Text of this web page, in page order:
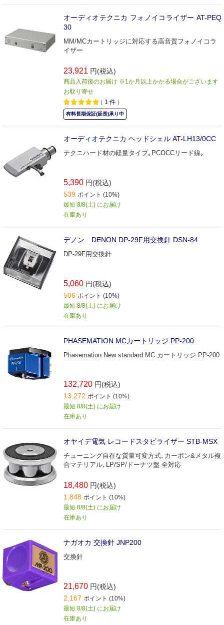
オーディオテクニカ フォノイコライザー AT-PEQ
30
MM/MCカートリッジに対応する高音質フォノイコラ
イザー
23,921 円(税込)
商品入荷後のお届け ※1か月以上かかる場合がございます
お取り寄せ
（ 1 件 ）
有料長期保証(延長)承り中
オーディオテクニカ ヘッドシェル AT-LH13/0CC
テクニハード材の軽量タイプ｡PCOCCリード線｡
5,390 円(税込)
539 ポイント (10%)
最短 8/8(土) にお届け
在庫あり
デノン DENON DP-29F用交換針 DSN-84
DP-29F用交換針
5,060 円(税込)
506 ポイント (10%)
最短 8/8(土) にお届け
在庫あり
PHASEMATION MCカートリッジ PP-200
Phasemation New standard MC カートリッジ PP-200
132,720 円(税込)
13,272 ポイント (10%)
最短 8/8(土) にお届け
在庫あり
オヤイデ電気 レコードスタビライザー STB-MSX
チューニング自在な質量可変方式､カーボン&メタル複
合マテリアル､LP/SP/ドーナツ盤 全対応
18,480 円(税込)
1,848 ポイント (10%)
最短 8/8(土) にお届け
在庫あり
ナガオカ 交換針 JNP200
交換針
21,670 円(税込)
2,167 ポイント (10%)
最短 8/8(土) にお届け
在庫あり